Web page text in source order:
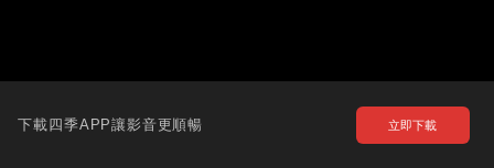
下載四季APP讓影音更順暢 立即下載